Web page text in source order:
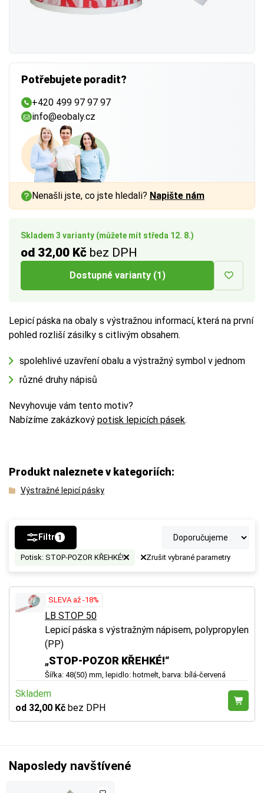
Skladem 3 varianty (můžete mít středa 12. 8.)
od 32,00 Kč bez DPH
Dostupné varianty (1)
Lepicí páska na obaly s výstražnou informací, která na první
pohled rozliší zásilky s citlivým obsahem.
spolehlivé uzavření obalu a výstražný symbol v jednom
různé druhy nápisů
Nevyhovuje vám tento motiv?
Nabízíme zakázkový potisk lepicích pásek.
Produkt naleznete v kategoriích:
Výstražné lepicí pásky
Potřebujete poradit?
+420 499 97 97 97
info@eobaly.cz
Nenašli jste, co jste hledali? Napište nám
Filtr 1
Potisk: STOP-POZOR KŘEHKÉ! Zrušit vybrané parametry
SLEVA až -18%
LB STOP 50
Lepicí páska s výstražným nápisem, polypropylen
(PP)
„STOP-POZOR KŘEHKÉ!“
Šířka: 48(50) mm, lepidlo: hotmelt, barva: bílá-červená
Skladem
od 32,00 Kč bez DPH
Naposledy navštívené